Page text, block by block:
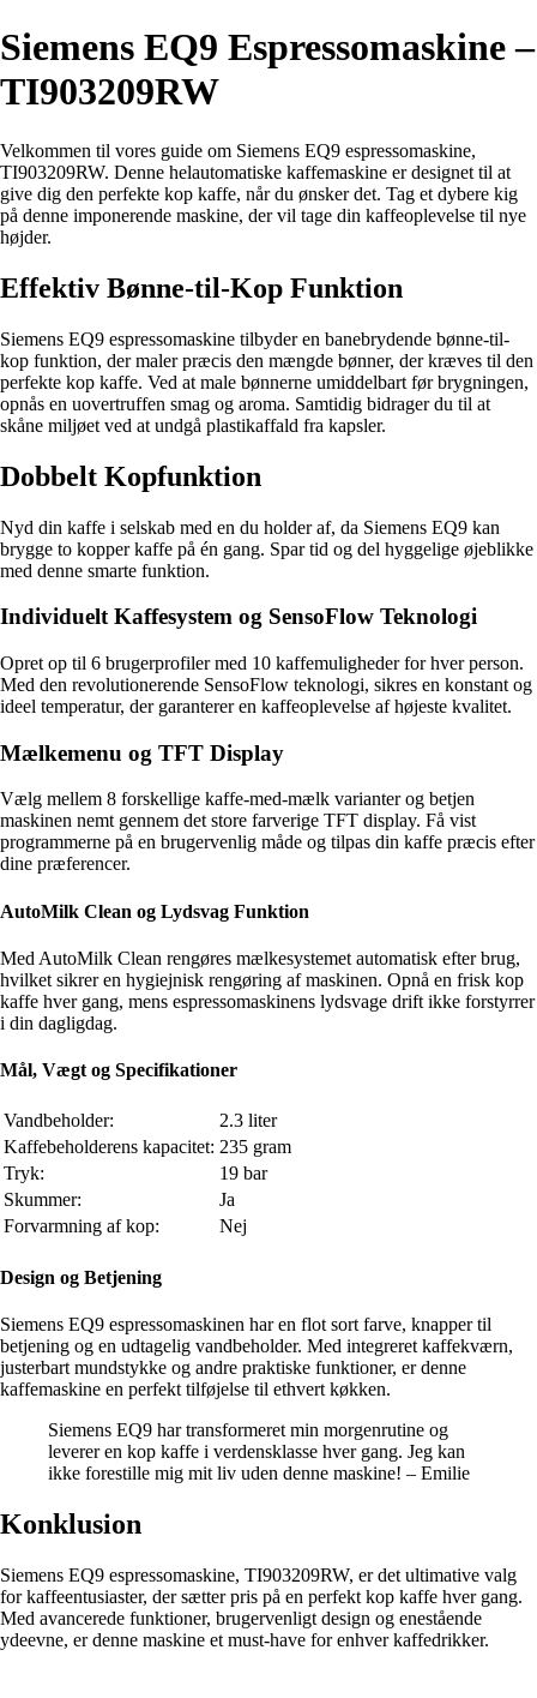
Siemens EQ9 Espressomaskine –
TI903209RW
Velkommen til vores guide om Siemens EQ9 espressomaskine,
TI903209RW. Denne helautomatiske kaffemaskine er designet til at
give dig den perfekte kop kaffe, når du ønsker det. Tag et dybere kig
på denne imponerende maskine, der vil tage din kaffeoplevelse til nye
højder.
Effektiv Bønne-til-Kop Funktion
Siemens EQ9 espressomaskine tilbyder en banebrydende bønne-til-
kop funktion, der maler præcis den mængde bønner, der kræves til den
perfekte kop kaffe. Ved at male bønnerne umiddelbart før brygningen,
opnås en uovertruffen smag og aroma. Samtidig bidrager du til at
skåne miljøet ved at undgå plastikaffald fra kapsler.
Dobbelt Kopfunktion
Nyd din kaffe i selskab med en du holder af, da Siemens EQ9 kan
brygge to kopper kaffe på én gang. Spar tid og del hyggelige øjeblikke
med denne smarte funktion.
Individuelt Kaffesystem og SensoFlow Teknologi
Opret op til 6 brugerprofiler med 10 kaffemuligheder for hver person.
Med den revolutionerende SensoFlow teknologi, sikres en konstant og
ideel temperatur, der garanterer en kaffeoplevelse af højeste kvalitet.
Mælkemenu og TFT Display
Vælg mellem 8 forskellige kaffe-med-mælk varianter og betjen
maskinen nemt gennem det store farverige TFT display. Få vist
programmerne på en brugervenlig måde og tilpas din kaffe præcis efter
dine præferencer.
AutoMilk Clean og Lydsvag Funktion
Med AutoMilk Clean rengøres mælkesystemet automatisk efter brug,
hvilket sikrer en hygiejnisk rengøring af maskinen. Opnå en frisk kop
kaffe hver gang, mens espressomaskinens lydsvage drift ikke forstyrrer
i din dagligdag.
Mål, Vægt og Specifikationer
Vandbeholder:
2.3 liter
Kaffebeholderens kapacitet: 235 gram
Tryk:
19 bar
Skummer:
Ja
Forvarmning af kop:
Nej
Design og Betjening
Siemens EQ9 espressomaskinen har en flot sort farve, knapper til
betjening og en udtagelig vandbeholder. Med integreret kaffekværn,
justerbart mundstykke og andre praktiske funktioner, er denne
kaffemaskine en perfekt tilføjelse til ethvert køkken.
Siemens EQ9 har transformeret min morgenrutine og
leverer en kop kaffe i verdensklasse hver gang. Jeg kan
ikke forestille mig mit liv uden denne maskine! – Emilie
Konklusion
Siemens EQ9 espressomaskine, TI903209RW, er det ultimative valg
for kaffeentusiaster, der sætter pris på en perfekt kop kaffe hver gang.
Med avancerede funktioner, brugervenligt design og enestående
ydeevne, er denne maskine et must-have for enhver kaffedrikker.